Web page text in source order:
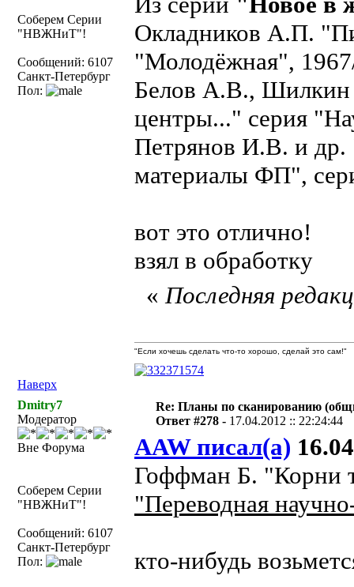
Соберем Серии
"НВЖНиТ"!
Сообщений: 6107
Санкт-Петербург
Пол:
Окладников А.П.
"Молодёжная",
Белов А.В., Шилкин
центры..." серия
Петрянов И.В. и
материалы ФП",
вот это отлично!
взял в обработку
Наверх
«Последняя
"Если хочешь сделать что-то хорошо, сделай это сам!"
Dmitry7
Модератор
Вне Форума
Соберем Серии
"НВЖНиТ"!
Сообщений: 6107
Санкт-Петербург
Пол:
Re: Планы по сканированию
Ответ #278 - 17.04.2012 :: 22:24:44
AAW писал(а)
Гоффман Б. "Корни
"Переводная
кто-нибудь